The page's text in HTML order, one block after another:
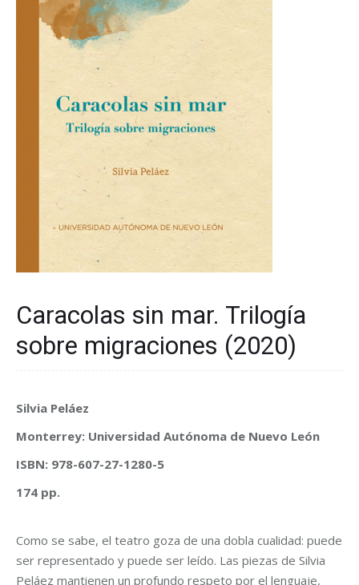
Caracolas sin mar. Trilogía
sobre migraciones (2020)
Silvia Peláez
Monterrey: Universidad Autónoma de Nuevo León
ISBN: 978-607-27-1280-5
174 pp.
Como se sabe, el teatro goza de una dobla cualidad: puede
ser representado y puede ser leído. Las piezas de Silvia
Peláez mantienen un profundo respeto por el lenguaje,